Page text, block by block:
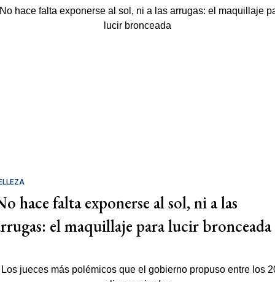
hace falta exponerse al sol, ni a las
el maquillaje para lucir bronceada